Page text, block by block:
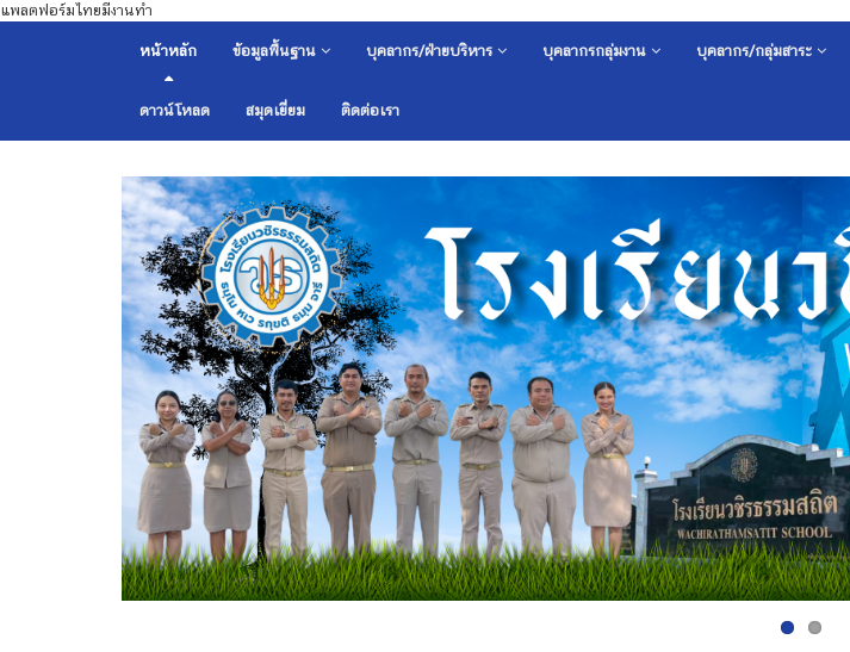
แพลตฟอร์มไทยมีงานทำ
หน้าหลัก ข้อมูลพื้นฐาน บุคลากร/ฝ่ายบริหาร บุคลากรกลุ่มงาน บุคลากร/กลุ่มสาระ
ดาวน์โหลด สมุดเยี่ยม ติดต่อเรา